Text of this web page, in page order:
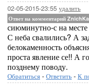
02-05-2015-23:55 удалить
Ответ на комментарий ZnichKa
сиюминутно-с на
С неба свалились? А
белокаменность
проста явление се!! А
позднему поводу.
Обратиться - Ответить - К